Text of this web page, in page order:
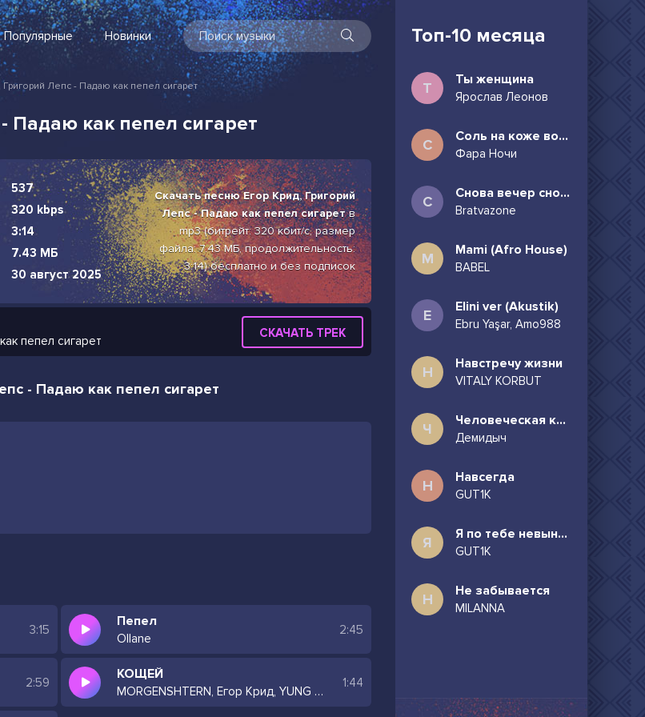
Популярные
Новинки
Григорий Лепс - Падаю как пепел сигарет
Падаю как пепел сигарет
537
320 kbps
3:14
7.43 МБ
30 август 2025
Скачать песню Егор Крид, Григорий
Лепс - Падаю как пепел сигаретв
mp3 (битрейт: 320 кбит/с, размер
файла: 7.43 МБ, продолжительность:
3:14) бесплатно и без подписок
пепел сигарет
СКАЧАТЬ ТРЕК
- Падаю как пепел сигарет
3:15
Пепел
Ollane
2:45
2:59
КОЩЕЙ
MORGENSHTERN, Егор Крид, YUNG TRAPPA
1:44
Топ-10 месяца
Т Ты женщина
Ярослав Леонов
С Соль на коже волосы в пучок
Фара Ночи
С Снова вечер снова дождь может всё таки придёшь
Bratvazone
M Mami (Afro House)
BABEL
E Elini ver (Akustik)
Ebru Yaşar, Amo988
Н Навстречу жизни
VITALY KORBUT
Ч Человеческая комедия
Демидыч
Н Навсегда
GUT1K
Я Я по тебе невыносимо скучаю
GUT1K
Н Не забывается
MILANNA